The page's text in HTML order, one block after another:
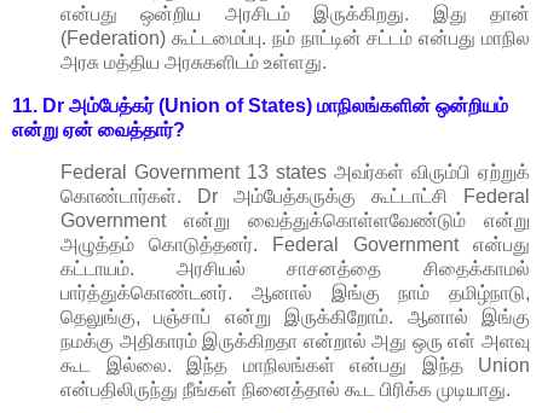
என்பது ஒன்றிய அரசிடம் இருக்கிறது. இது தான்
(Federation) கூட்டமைப்பு. நம் நாட்டின் சட்டம் என்பது மாநில
அரசு மத்திய அரசுகளிடம் உள்ளது.
11. Dr அம்பேத்கர் (Union of States) மாநிலங்களின் ஒன்றியம்
என்று ஏன் வைத்தார்?
Federal Government 13 states அவர்கள் விரும்பி ஏற்றுக்
கொண்டார்கள். Dr அம்பேத்கருக்கு கூட்டாட்சி Federal
Government என்று வைத்துக்கொள்ளவேண்டும் என்று
அழுத்தம் கொடுத்தனர். Federal Government என்பது
கட்டாயம். அரசியல் சாசனத்தை சிதைக்காமல்
பார்த்துக்கொண்டனர். ஆனால் இங்கு நாம் தமிழ்நாடு,
தெலுங்கு, பஞ்சாப் என்று இருக்கிறோம். ஆனால் இங்கு
நமக்கு அதிகாரம் இருக்கிறதா என்றால் அது ஒரு எள் அளவு
கூட இல்லை. இந்த மாநிலங்கள் என்பது இந்த Union
என்பதிலிருந்து நீங்கள் நினைத்தால் கூட பிரிக்க முடியாது.